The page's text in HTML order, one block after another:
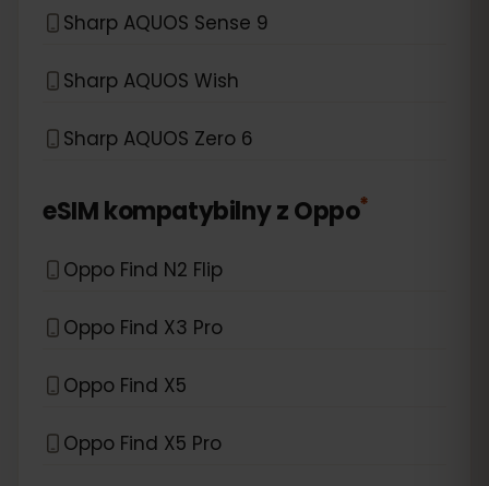
Sharp AQUOS Sense 9
Sharp AQUOS Wish
Sharp AQUOS Zero 6
eSIM kompatybilny zOppo*
Oppo Find N2 Flip
Oppo Find X3 Pro
Oppo Find X5
Oppo Find X5 Pro